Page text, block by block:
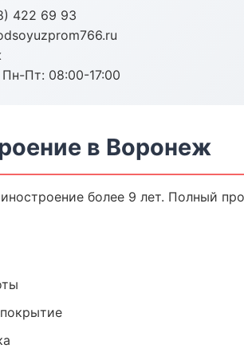
422 69 93
Пн-Пт: 08:00-17:00
в Воронеж
более 9 лет. Полный